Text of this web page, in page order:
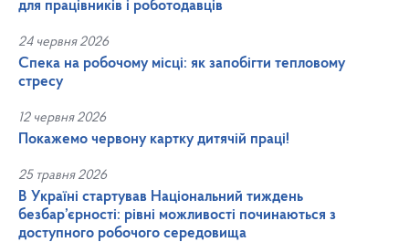
для працівників і роботодавців
24 червня 2026
Спека на робочому місці: як запобігти тепловому
стресу
12 червня 2026
Покажемо червону картку дитячій праці!
25 травня 2026
В Україні стартував Національний тиждень
безбар’єрності: рівні можливості починаються з
доступного робочого середовища